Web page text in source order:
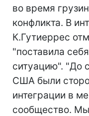
во время
конфликта. В
К.Гутиеррес
"поставила
ситуацию". "До
США были
интеграции в
сообщество.